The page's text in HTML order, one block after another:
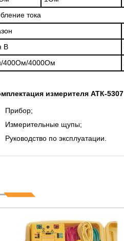
тока
В
400Ом/4000Ом
измерителя АТК-5307
Прибор;
Измерительные щупы;
Руководство по эксплуатации.